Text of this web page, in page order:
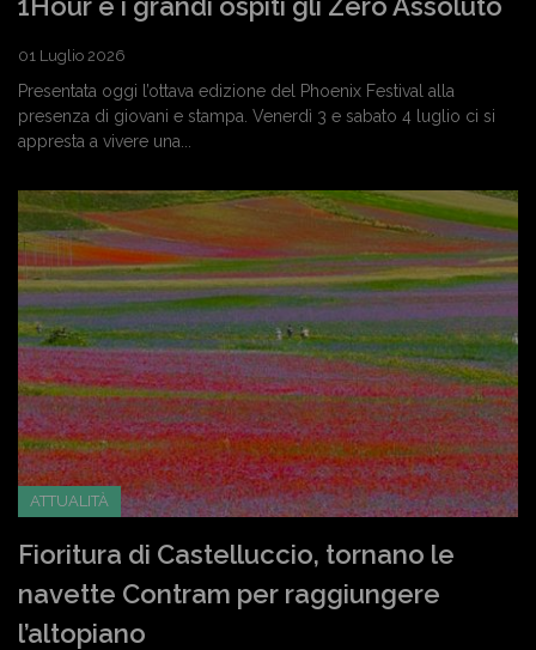
1Hour e i grandi ospiti gli Zero Assoluto
01 Luglio 2026
Presentata oggi l’ottava edizione del Phoenix Festival alla
presenza di giovani e stampa. Venerdì 3 e sabato 4 luglio ci si
appresta a vivere una...
ATTUALITÀ
Fioritura di Castelluccio, tornano le
navette Contram per raggiungere
l’altopiano